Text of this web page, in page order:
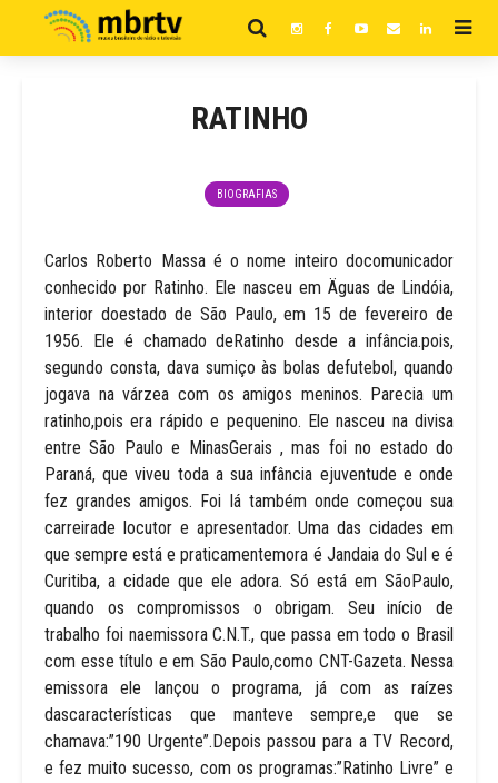
RATINHO
BIOGRAFIAS
Carlos Roberto Massa é o nome inteiro docomunicador
conhecido por Ratinho. Ele nasceu em Äguas de Lindóia,
interior doestado de São Paulo, em 15 de fevereiro de
1956. Ele é chamado deRatinho desde a infância.pois,
segundo consta, dava sumiço às bolas defutebol, quando
jogava na várzea com os amigos meninos. Parecia um
ratinho,pois era rápido e pequenino. Ele nasceu na divisa
entre São Paulo e MinasGerais , mas foi no estado do
Paraná, que viveu toda a sua infância ejuventude e onde
fez grandes amigos. Foi lá também onde começou sua
carreirade locutor e apresentador. Uma das cidades em
que sempre está e praticamentemora é Jandaia do Sul e é
Curitiba, a cidade que ele adora. Só está em SãoPaulo,
quando os compromissos o obrigam. Seu início de
trabalho foi naemissora C.N.T., que passa em todo o Brasil
com esse título e em São Paulo,como CNT-Gazeta. Nessa
emissora ele lançou o programa, já com as raízes
dascaracterísticas que manteve sempre,e que se
chamava:”190 Urgente”.Depois passou para a TV Record,
e fez muito sucesso, com os programas:”Ratinho Livre” e